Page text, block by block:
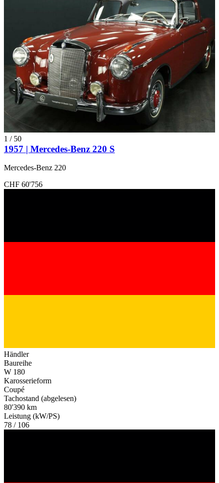
1 / 50
1957 | Mercedes-Benz 220 S
Mercedes-Benz 220
CHF 60'756
Händler
Baureihe
W 180
Karosserieform
Coupé
Tachostand (abgelesen)
80'390 km
Leistung (kW/PS)
78 / 106